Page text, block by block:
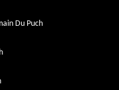
Du Puch